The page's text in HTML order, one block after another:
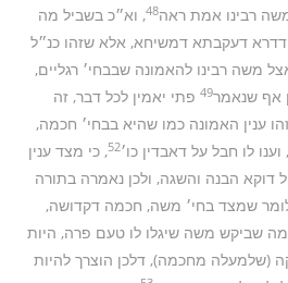
רבינו אמת ראה48, וא״כ בשביל מה
דעקבתא דמשיחא, אלא שזהו כנ״ל
משה רבינו להאמונה שבבחי׳ רגליים,
אף שנאמר49 פתי יאמין לכל דבר, זה
ענין האמונה כמו שהיא בבחי׳ חכמה,
, וענו לו חבל על דאבדין כו׳52, כי מצד ענין
הבנה והשגה, ולכן נאמרה בתורה
שמצד בחי׳ משה, חכמה דקדושה,
מה שביקש משה שיגלו לו טעם פרה, היות
(שלמעלה מחכמה), דלכן הוצרך להיות